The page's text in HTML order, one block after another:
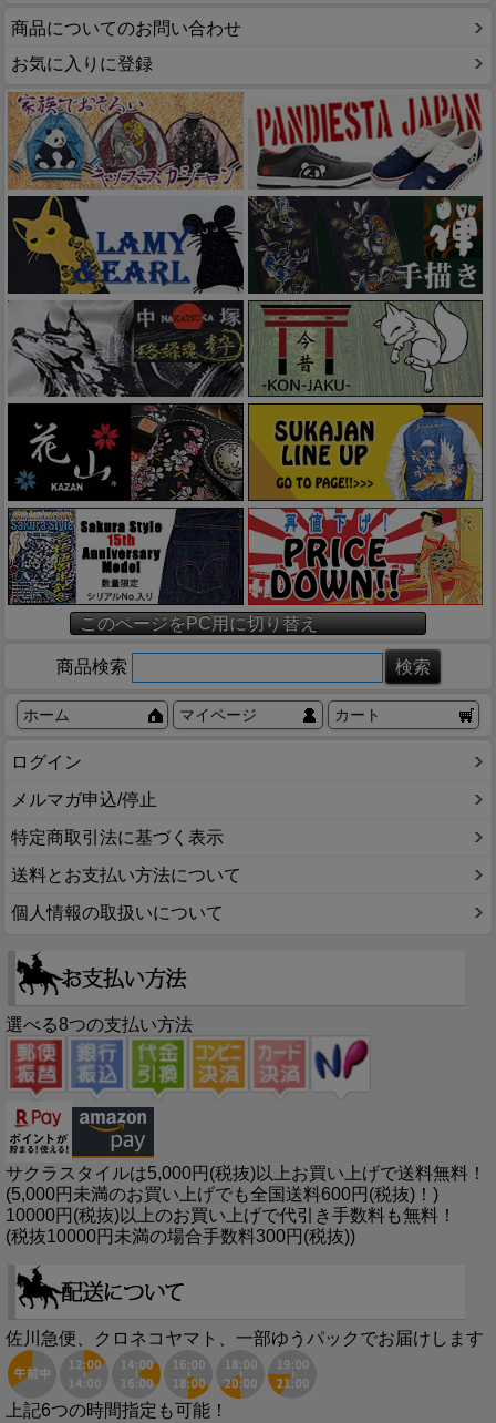
商品についてのお問い合わせ
お気に入りに登録
このページをPC用に切り替え
商品検索
ホーム マイページ カート
ログイン
メルマガ申込/停止
特定商取引法に基づく表示
送料とお支払い方法について
個人情報の取扱いについて
選べる8つの支払い方法
サクラスタイルは5,000円(税抜)以上お買い上げで送料無料！
(5,000円未満のお買い上げでも全国送料600円(税抜)！)
10000円(税抜)以上のお買い上げで代引き手数料も無料！
(税抜10000円未満の場合手数料300円(税抜))
佐川急便、クロネコヤマト、一部ゆうパックでお届けします
上記6つの時間指定も可能！